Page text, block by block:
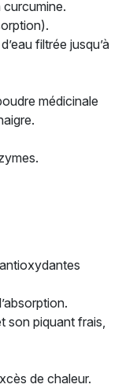
filtrée jusqu’à
médicinale
son piquant frais,
de chaleur.